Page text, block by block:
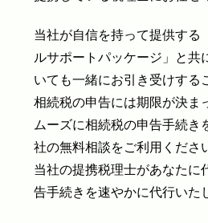
当社が自信を持って提供する
ルサポートパッケージ」と共
いても一緒にお引き受けする
相続税の申告には期限が決ま
ムーズに相続税の申告手続き
社の無料相談をご利用くださ
当社の提携税理士があなたに
告手続きを速やかに代行いた